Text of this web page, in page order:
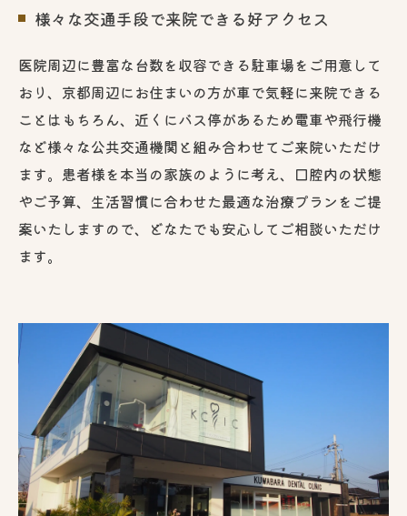
様々な交通手段で来院できる好アクセス
医院周辺に豊富な台数を収容できる駐車場をご用意して
おり、京都周辺にお住まいの方が車で気軽に来院できる
ことはもちろん、近くにバス停があるため電車や飛行機
など様々な公共交通機関と組み合わせてご来院いただけ
ます。患者様を本当の家族のように考え、口腔内の状態
やご予算、生活習慣に合わせた最適な治療プランをご提
案いたしますので、どなたでも安心してご相談いただけ
ます。